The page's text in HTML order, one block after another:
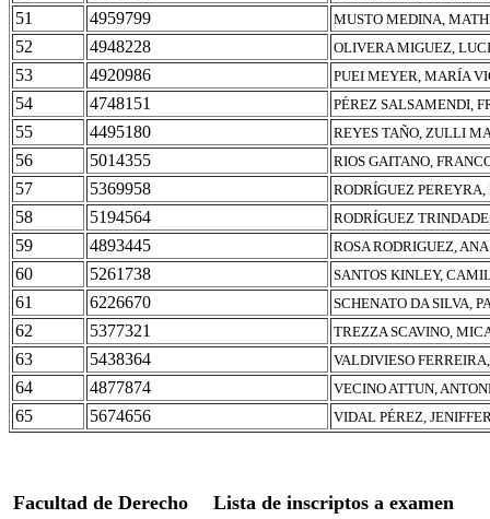
51 4959799 MUSTO MEDINA,
52 4948228 OLIVERA MIGUEZ,
53 4920986 PUEI MEYER, MARÍA
54 4748151 PÉREZ SALSAMENDI,
55 4495180 REYES TAÑO, ZULLI
56 5014355 RIOS GAITANO,
57 5369958 RODRÍGUEZ
58 5194564 RODRÍGUEZ
59 4893445 ROSA RODRIGUEZ,
60 5261738 SANTOS KINLEY,
61 6226670 SCHENATO DA SILVA,
62 5377321 TREZZA SCAVINO,
63 5438364 VALDIVIESO
64 4877874 VECINO ATTUN,
65 5674656 VIDAL PÉREZ,
Facultad de Derecho Lista de inscriptos a examen